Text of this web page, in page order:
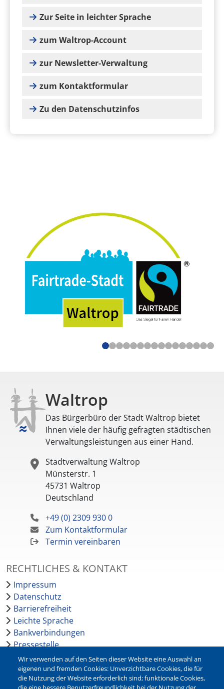
Zur Seite in leichter Sprache
zum Waltrop-Account
zur Newsletter-Verwaltung
zum Kontaktformular
Zu den Datenschutzinfos
Waltrop
Das Bürgerbüro der Stadt Waltrop bietet
Ihnen viele der häufig gefragten städtischen
Verwaltungsleistungen aus einer Hand.
Stadtverwaltung Waltrop
Münsterstr. 1
45731 Waltrop
Deutschland
+49 (0) 2309 930 0
Zum Kontaktformular
Termin vereinbaren
RECHTLICHES & KONTAKT
Impressum
Datenschutz
Barrierefreiheit
Leichte Sprache
Bankverbindungen
Pressestelle
Kontakt
NEWSLETTER
Wir verwenden auf den Seiten dieser Website eine Auswahl an
eigenen und fremden Cookies: Unverzichtbare Cookies, die für
die Nutzung der Website erforderlich sind; funktionale Cookies,